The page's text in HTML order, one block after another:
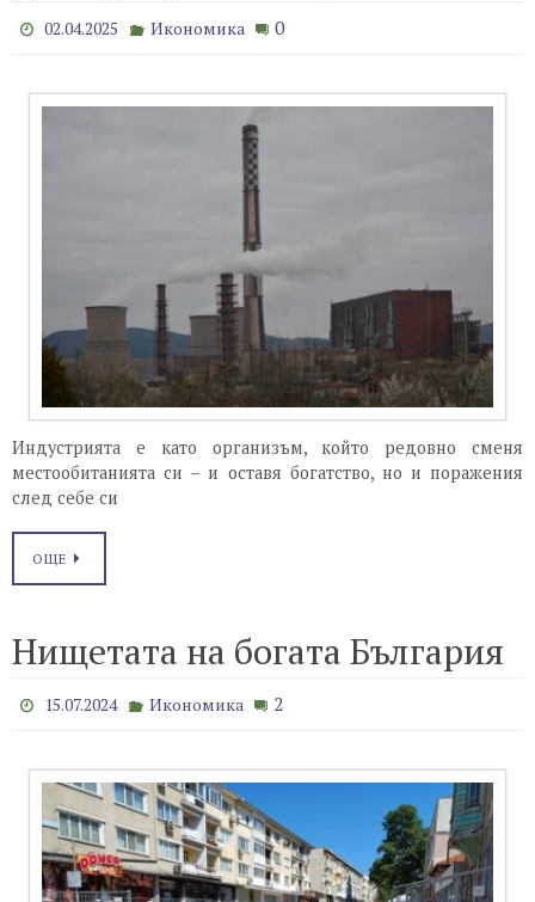
02.04.2025 Икономика 0
Индустрията е като организъм, който редовно сменя
местообитанията си – и оставя богатство, но и поражения
след себе си
ОЩЕ
Нищетата на богата България
15.07.2024 Икономика 2